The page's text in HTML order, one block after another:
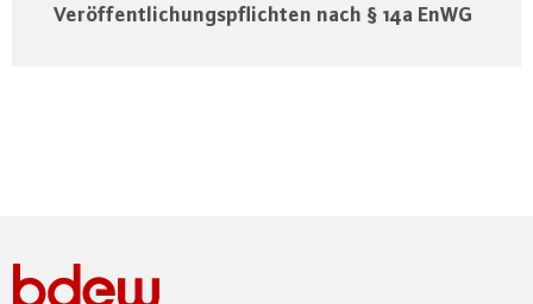
Veröffentlichungspflichten nach § 14a EnWG